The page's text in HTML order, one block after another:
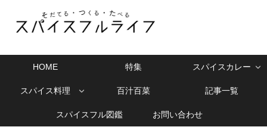
HOME 特集 スパイスカレー
スパイス料理 百汁百菜 記事一覧
スパイスフル図鑑 お問い合わせ